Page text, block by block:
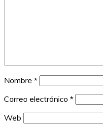
Nombre *
Correo electrónico *
Web